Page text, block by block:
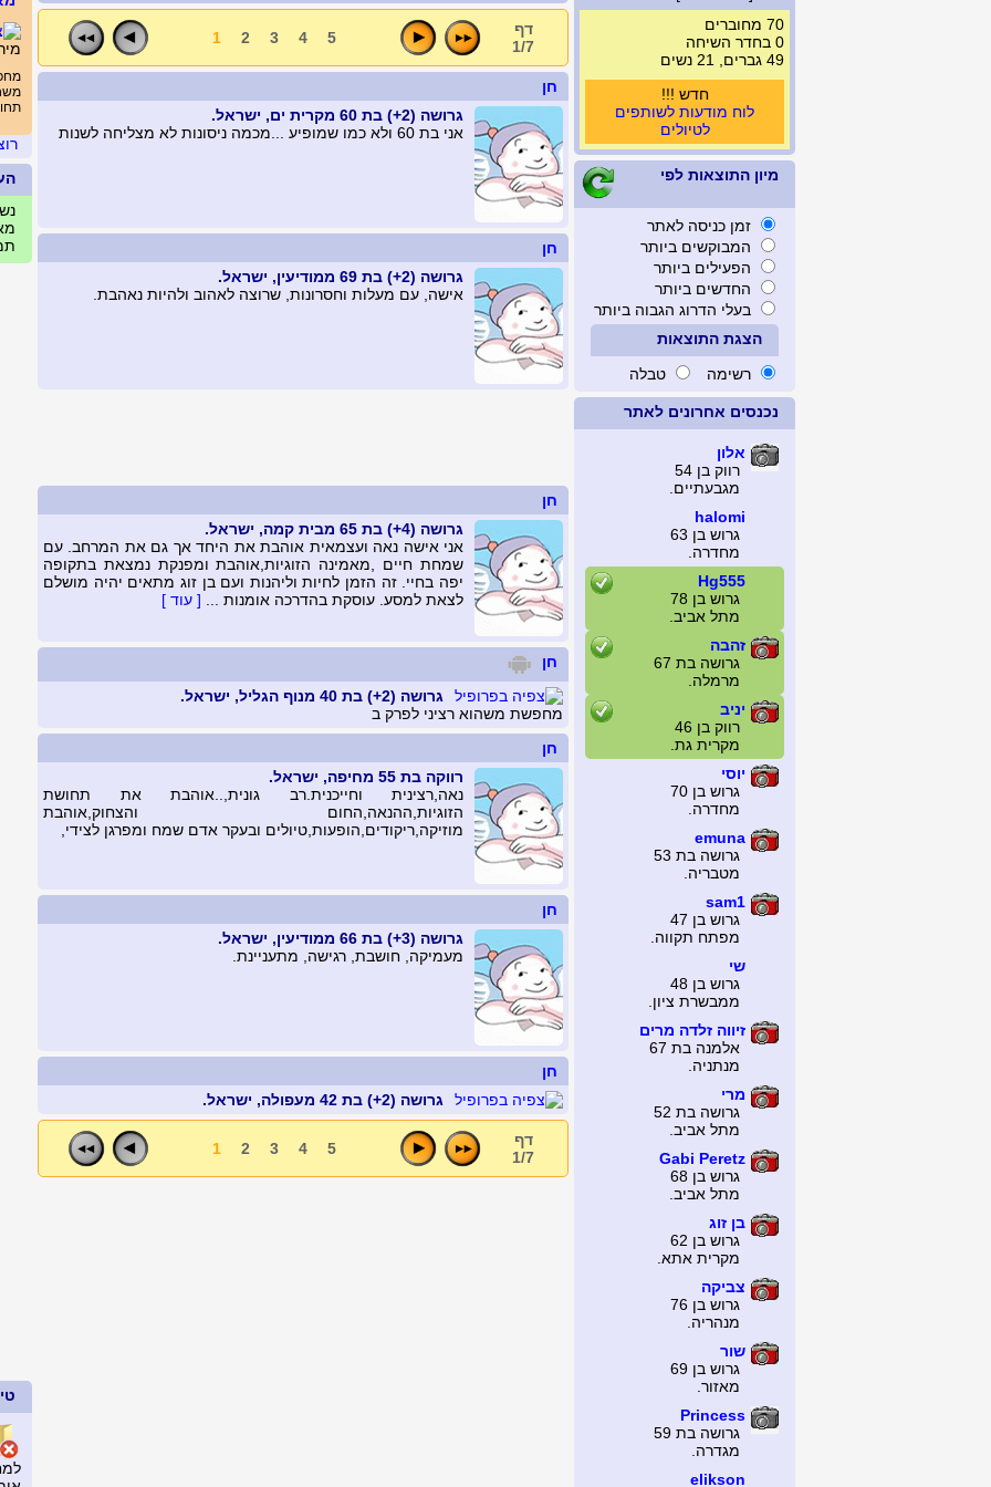
70 מחוברים
0 בחדר השיחה
49 גברים, 21 נשים
חדש !!!
לוח מודעות לשותפים
לטיולים
מיון התוצאות לפי
זמן כניסה לאתר
המבוקשים ביותר
הפעילים ביותר
החדשים ביותר
בעלי הדרוג הגבוה ביותר
הצגת התוצאות
רשימה
טבלה
נכנסים אחרונים לאתר
אלון
רווק בן 54
מגבעתיים.
halomi
גרוש בן 63
מחדרה.
Hg555
גרוש בן 78
מתל אביב.
זהבה
גרושה בת 67
מרמלה.
יניב
רווק בן 46
מקרית גת.
יוסי
גרוש בן 70
מחדרה.
emuna
גרושה בת 53
מטבריה.
sam1
גרוש בן 47
מפתח תקווה.
שי
גרוש בן 48
ממבשרת ציון.
זיווה זלדה מרים
אלמנה בת 67
מנתניה.
מרי
גרושה בת 52
מתל אביב.
Gabi Peretz
גרוש בן 68
מתל אביב.
בן זוג
גרוש בן 62
מקרית אתא.
צביקה
גרוש בן 76
מנהריה.
שור
גרוש בן 69
מאזור.
Princess
גרושה בת 59
מגדרה.
elikson
דף
1/7
1 2 3 4 5
חן
גרושה (2+) בת 60 מקרית ים, ישראל.
אני בת 60 ולא כמו שמופיע ...מכמה ניסונות לא מצליחה לשנות
חן
גרושה (2+) בת 69 ממודיעין, ישראל.
אישה, עם מעלות וחסרונות, שרוצה לאהוב ולהיות נאהבת.
חן
גרושה (4+) בת 65 מבית קמה, ישראל.
אני אישה נאה ועצמאית אוהבת את היחד אך גם את המרחב. עם
שמחת חיים ,מאמינה הזוגיות,אוהבת ומפנקת נמצאת בתקופה
יפה בחיי. זה הזמן לחיות וליהנות ועם בן זוג מתאים יהיה מושלם
לצאת למסע. עוסקת בהדרכה אומנות ... [ עוד ]
חן
גרושה (2+) בת 40 מנוף הגליל, ישראל.
מחפשת משהוא רציני לפרק ב
חן
רווקה בת 55 מחיפה, ישראל.
נאה,רצינית וחייכנית.רב גונית,..אוהבת את תחושת
הזוגיות,ההנאה,החום והצחוק,אוהבת
מוזיקה,ריקודים,הופעות,טיולים ובעקר אדם שמח ומפרגן לצידי,
חן
גרושה (3+) בת 66 ממודיעין, ישראל.
מעמיקה, חושבת, רגישה, מתעניינת.
חן
גרושה (2+) בת 42 מעפולה, ישראל.
דף
1/7
1 2 3 4 5